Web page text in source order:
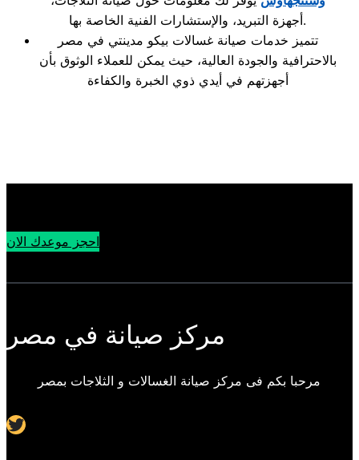
أجهزة التبريد، والإستشارات الفنية الخاصة بها.
تتميز خدمات صيانة غسالات بيكو مدينتي في مصر
بالاحترافية والجودة العالية، حيث يمكن للعملاء الوثوق بأن
أجهزتهم في أيدي ذوي الخبرة والكفاءة
احجز موعدك الان
مركز صيانة في مصر
مرحبا بكم فى مركز صيانة الغسالات و الثلاجات بمصر
Twitter